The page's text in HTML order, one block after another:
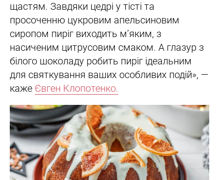
щастям. Завдяки цедрі у тісті та
просоченню цукровим апельсиновим
сиропом пиріг виходить м’яким, з
насиченим цитрусовим смаком. А глазур з
білого шоколаду робить пиріг ідеальним
для святкування ваших особливих подій», —
каже Євген Клопотенко.